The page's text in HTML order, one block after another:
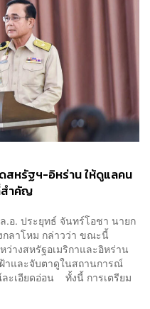
สหรัฐฯ-อิหร่าน ให้ดูแลคน
สำคัญ
.อ. ประยุทธ์ จันทร์โอชา นายก
กลาโหม กล่าวว่า ขณะนี้
ว่างสหรัฐอเมริกาและอิหร่าน
าและจับตาดูในสถานการณ์
ะเอียดอ่อน ทั้งนี้ การเตรียม